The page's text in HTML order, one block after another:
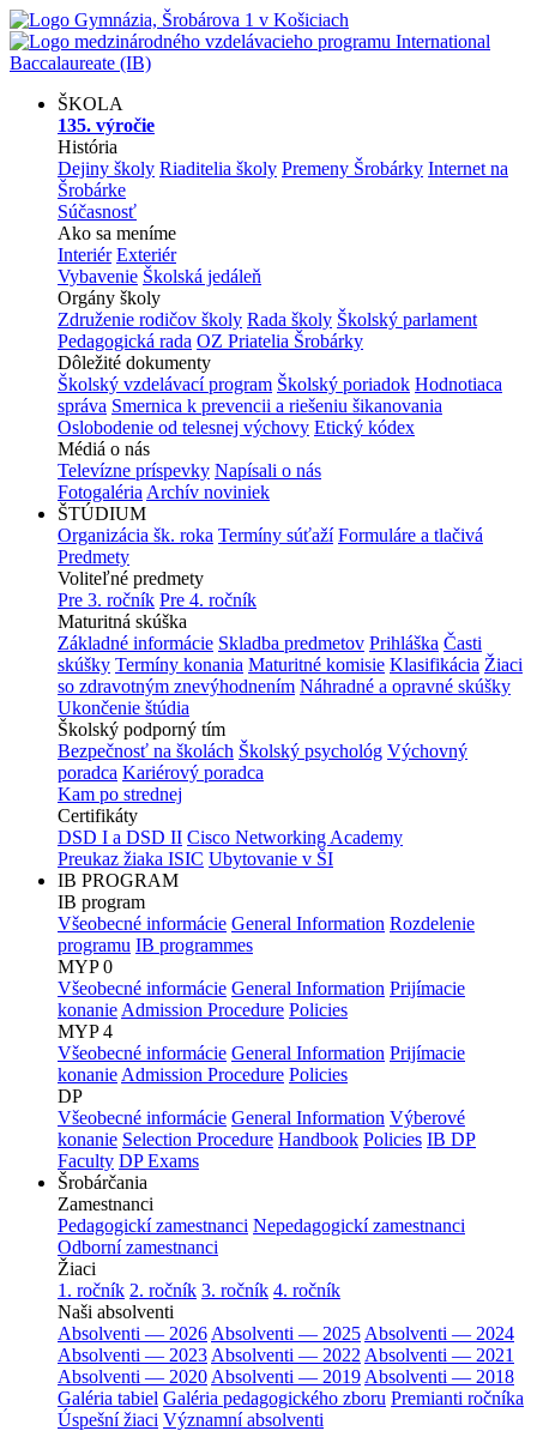
ŠKOLA
135. výročie
História
Dejiny školy Riaditelia školy Premeny Šrobárky Internet na
Šrobárke
Súčasnosť
Ako sa meníme
Interiér Exteriér
Vybavenie Školská jedáleň
Orgány školy
Združenie rodičov školy Rada školy Školský parlament
Pedagogická rada OZ Priatelia Šrobárky
Dôležité dokumenty
Školský vzdelávací program Školský poriadok Hodnotiaca
správa Smernica k prevencii a riešeniu šikanovania
Oslobodenie od telesnej výchovy Etický kódex
Médiá o nás
Televízne príspevky Napísali o nás
Fotogaléria Archív noviniek
ŠTÚDIUM
Organizácia šk. roka Termíny súťaží Formuláre a tlačivá
Predmety
Voliteľné predmety
Pre 3. ročník Pre 4. ročník
Maturitná skúška
Základné informácie Skladba predmetov Prihláška Časti
skúšky Termíny konania Maturitné komisie Klasifikácia Žiaci
so zdravotným znevýhodnením Náhradné a opravné skúšky
Ukončenie štúdia
Školský podporný tím
Bezpečnosť na školách Školský psychológ Výchovný
poradca Kariérový poradca
Kam po strednej
Certifikáty
DSD I a DSD II Cisco Networking Academy
Preukaz žiaka ISIC Ubytovanie v ŠI
IB PROGRAM
IB program
Všeobecné informácie General Information Rozdelenie
programu IB programmes
MYP 0
Všeobecné informácie General Information Prijímacie
konanie Admission Procedure Policies
MYP 4
Všeobecné informácie General Information Prijímacie
konanie Admission Procedure Policies
DP
Všeobecné informácie General Information Výberové
konanie Selection Procedure Handbook Policies IB DP
Faculty DP Exams
Šrobárčania
Zamestnanci
Pedagogickí zamestnanci Nepedagogickí zamestnanci
Odborní zamestnanci
Žiaci
1. ročník 2. ročník 3. ročník 4. ročník
Naši absolventi
Absolventi — 2026 Absolventi — 2025 Absolventi — 2024
Absolventi — 2023 Absolventi — 2022 Absolventi — 2021
Absolventi — 2020 Absolventi — 2019 Absolventi — 2018
Galéria tabiel Galéria pedagogického zboru Premianti ročníka
Úspešní žiaci Významní absolventi